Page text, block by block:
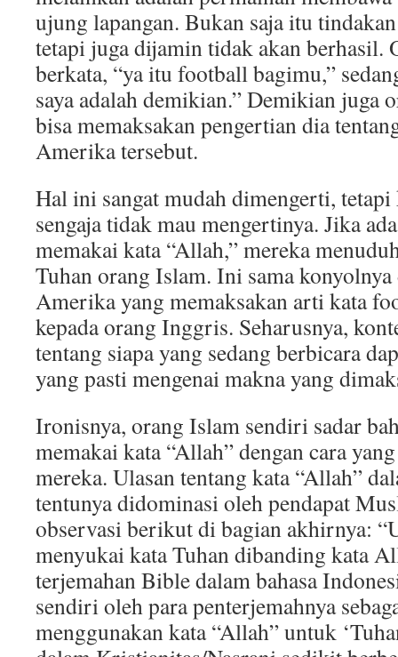
ujung lapangan. Bukan saja itu
tetapi juga dijamin tidak akan berhasil.
berkata, “ya itu football bagimu,”
saya adalah demikian.” Demikian juga
bisa memaksakan pengertian dia
Amerika tersebut.
Hal ini sangat mudah dimengerti,
sengaja tidak mau mengertinya. Jika
memakai kata “Allah,” mereka
Tuhan orang Islam. Ini sama konyolnya
Amerika yang memaksakan arti kata
kepada orang Inggris. Seharusnya,
tentang siapa yang sedang berbicara
yang pasti mengenai makna yang
Ironisnya, orang Islam sendiri sadar
memakai kata “Allah” dengan cara
mereka. Ulasan tentang kata “Allah”
tentunya didominasi oleh pendapat
observasi berikut di bagian akhirnya:
menyukai kata Tuhan dibanding kata
terjemahan Bible dalam bahasa
sendiri oleh para penterjemahnya
menggunakan kata “Allah” untuk